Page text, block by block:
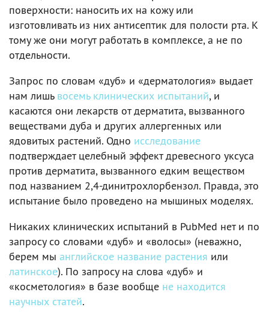
поверхности: наносить их на кожу или
изготовливать из них антисептик для полости рта. К
тому же они могут работать в комплексе, а не по
отдельности.
Запрос по словам «дуб» и «дерматология» выдает
нам лишь восемь клинических испытаний, и
касаются они лекарств от дерматита, вызванного
веществами дуба и других аллергенных или
ядовитых растений. Одно исследование
подтверждает целебный эффект древесного уксуса
против дерматита, вызванного едким веществом
под названием 2,4-динитрохлорбензол. Правда, это
испытание было проведено на мышиных моделях.
Никаких клинических испытаний в PubMed нет и по
запросу со словами «дуб» и «волосы» (неважно,
берем мы английское название растения или
латинское). По запросу на слова «дуб» и
«косметология» в базе вообще не находится
научных статей.